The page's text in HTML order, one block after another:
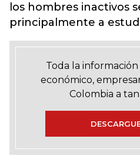
los hombres inactivos
principalmente a
Toda la
económico,
Colombia a